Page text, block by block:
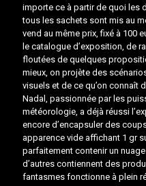
importe ce à partir de quoi les
tous les sachets sont mis au
vend au même prix, fixé à 100
le catalogue d’exposition, de
floutées de quelques
mieux, on projète des
visuels et de ce qu’on connaît
Nadal, passionnée par les
météorologie, a déjà réussi
encore d’encapsuler des
apparence vide affichant 1 gr
parfaitement contenir un
d’autres contiennent des
fantasmes fonctionne à plein